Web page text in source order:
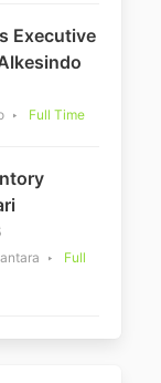
Executive
Full Time
Full